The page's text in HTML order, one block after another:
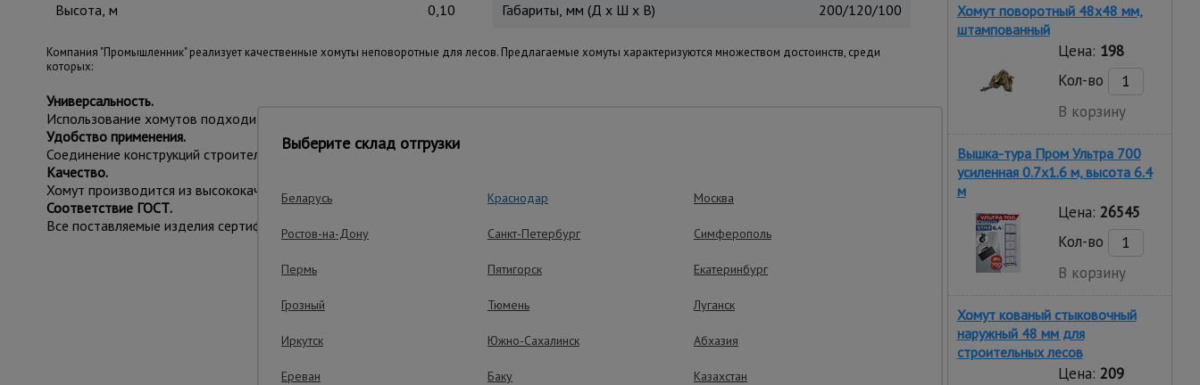
Высота, м
0,10
Габариты, мм (Д х Ш х В)
200/120/100
Компания "Промышленник" реализует качественные хомуты неповоротные для лесов. Предлагаемые хомуты характеризуются множеством достоинств, среди
которых:
Универсальность.
Использование хомутов подходит для разных типов лесов, что обеспечивается за счет возможности регулировки под любой размер труб.
Удобство применения.
Соединение конструкций строительного леса посредством хомутов выполняется быстро и надежно.
Качество.
Хомут производится из высококачественной стали повышенной прочности, что гарантирует долгий срок службы изделий.
Соответствие ГОСТ.
Все поставляемые изделия сертифицированы и соответствуют требованиям российских стандартов.
Важные преимущества – эффективная работа
Хомут поворотный 48х48 мм,
штампованный
Цена: 198
Кол-во
В корзину
Вышка-тура Пром Ультра 700
усиленная 0.7х1.6 м, высота 6.4
м
Цена: 26545
Кол-во
В корзину
Хомут кованый стыковочный
наружный 48 мм для
строительных лесов
Цена: 209
Выберите склад отгрузки
Беларусь Краснодар Москва
Ростов-на-Дону Санкт-Петербург Симферополь
Пермь Пятигорск Екатеринбург
Грозный Тюмень Луганск
Иркутск Южно-Сахалинск Абхазия
Ереван Баку Казахстан